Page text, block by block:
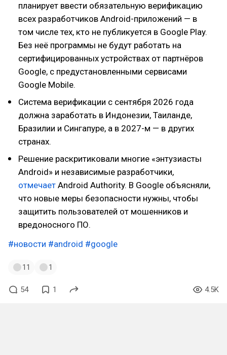
планирует ввести обязательную верификацию
всех разработчиков Android-приложений — в
том числе тех, кто не публикуется в Google Play.
Без неё программы не будут работать на
сертифицированных устройствах от партнёров
Google, с предустановленными сервисами
Google Mobile.
Система верификации с сентября 2026 года
должна заработать в Индонезии, Таиланде,
Бразилии и Сингапуре, а в 2027-м — в других
странах.
Решение раскритиковали многие «энтузиасты
Android» и независимые разработчики,
отмечает Android Authority. В Google объясняли,
что новые меры безопасности нужны, чтобы
защитить пользователей от мошенников и
вредоносного ПО.
#новости #android #google
11 1
54 1 4.5K